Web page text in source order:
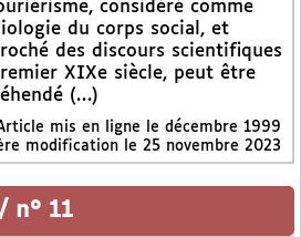
considéré comme
du corps social, et
des discours scientifiques
XIXe siècle, peut être
(…)
mis en ligne le décembre 1999
modification le 25 novembre 2023
n° 11